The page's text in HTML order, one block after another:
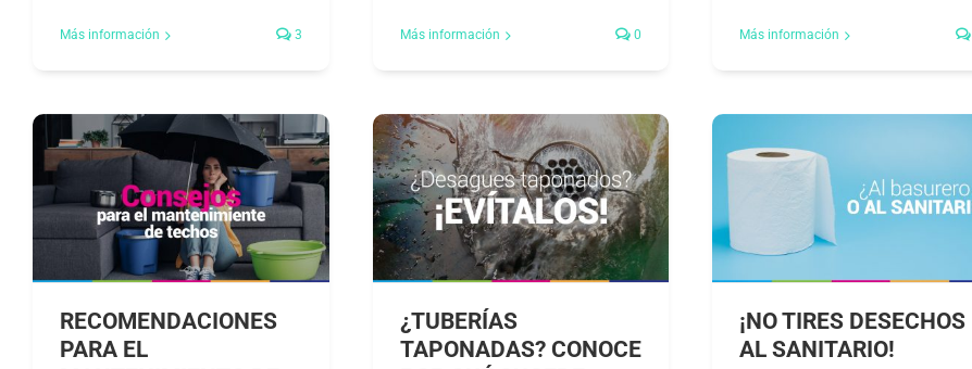
Más información 3 Más información 0 Más información
RECOMENDACIONES
PARA EL
¿TUBERÍAS
TAPONADAS? CONOCE
¡NO TIRES DESECHOS
AL SANITARIO!